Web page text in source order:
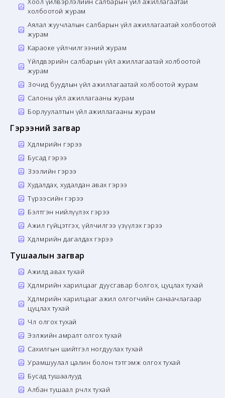
холбоотой журам
Аялал жуучлалын салбарын үйл ажиллагаатай холбоотой
журам
Караоке үйлчилгээний журам
Үйлдвэрийн салбарын үйл ажиллагаатай холбоотой
журам
Зочид буудлын үйл ажиллагаатай холбоотой журам
Салоны үйл ажиллагааны журам
Борлуулалтын үйл ажиллагааны журам
Гэрээний загвар
Хөдөлмөрийн гэрээ
Бусад гэрээ
Зээлийн гэрээ
Худалдах, худалдан авах гэрээ
Түрээсийн гэрээ
Бэлтгэн нийлүүлэх гэрээ
Ажил гүйцэтгэх, үйлчилгээ үзүүлэх гэрээ
Хөдөлмөрийн дагалдах гэрээ
Тушаалын загвар
Ажилд авах тухай
Хөдөлмөрийн харилцааг дуусгавар болгох, цуцлах тухай
Хөдөлмөрийн харилцааг ажил олгогчийн санаачлагаар
цуцлах тухай
Чөлөө олгох тухай
Ээлжийн амралт олгох тухай
Сахилгын шийтгэл ногдуулах тухай
Урамшуулал цалин болон тэтгэмж олгох тухай
Бусад тушаалууд
Албан тушаал өөрчлөх тухай